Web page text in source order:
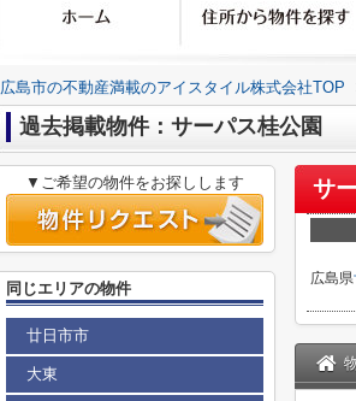
広島市の不動産満載のアイスタイル株式会社TOP
過去掲載物件：サーパス桂公園
サ
広島県
▼ご希望の物件をお探しします
同じエリアの物件
廿日市市
大東